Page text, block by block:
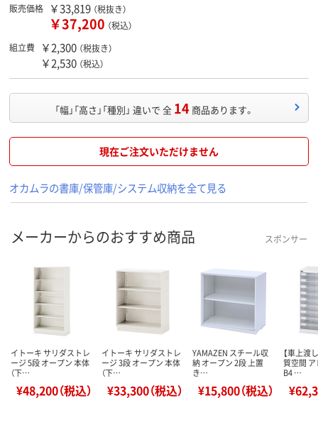
販売価格 ￥33,819 （税抜き）
￥37,200 （税込）
組立費
￥2,300 （税抜き）
￥2,530 （税込）
「幅」「高さ」「種別」 違いで 全 14 商品あります。
現在ご注文いただけません
オカムラの書庫/保管庫/システム収納を全て見る
メーカーからのおすすめ商品 スポンサー
イトーキ サリダストレ
ージ 5段 オープン 本体
（下…
¥48,200（税込）
イトーキ サリダストレ
ージ 3段 オープン 本体
（下…
¥33,300（税込）
YAMAZEN スチール収
納 オープン 2段 上置
き…
¥15,800（税込）
【車上渡
質空間
B4 …